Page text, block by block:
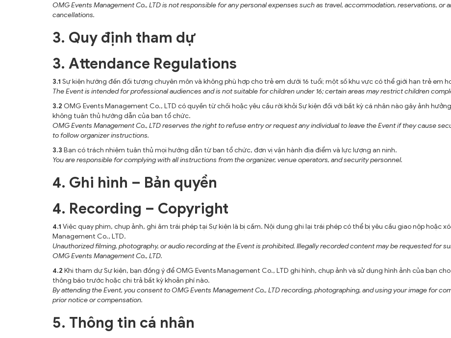
OMG Events Management Co., LTD is not responsible for any personal expenses such as travel, accommodation, reservations,
cancellations.
3. Quy định tham dự
3. Attendance Regulations
3.1 Sự kiện hướng đến đối tượng chuyên môn và không phù hợp cho trẻ em dưới 16 tuổi; một số khu vực có thể giới hạn trẻ em
The Event is intended for professional audiences and is not suitable for children under 16; certain areas may restrict children
3.2 OMG Events Management Co., LTD có quyền từ chối hoặc yêu cầu rời khỏi Sự kiện đối với bất kỳ cá nhân nào gây ảnh
không tuân thủ hướng dẫn của ban tổ chức.
OMG Events Management Co., LTD reserves the right to refuse entry or request any individual to leave the Event if they cause
to follow organizer instructions.
3.3 Bạn có trách nhiệm tuân thủ mọi hướng dẫn từ ban tổ chức, đơn vị vận hành địa điểm và lực lượng an ninh.
You are responsible for complying with all instructions from the organizer, venue operators, and security personnel.
4. Ghi hình – Bản quyền
4. Recording – Copyright
4.1 Việc quay phim, chụp ảnh, ghi âm trái phép tại Sự kiện là bị cấm. Nội dung ghi lại trái phép có thể bị yêu cầu giao nộp hoặc
Management Co., LTD.
Unauthorized filming, photography, or audio recording at the Event is prohibited. Illegally recorded content may be requested for
OMG Events Management Co., LTD.
4.2 Khi tham dự Sự kiện, bạn đồng ý để OMG Events Management Co., LTD ghi hình, chụp ảnh và sử dụng hình ảnh của bạn
thông báo trước hoặc chi trả bất kỳ khoản phí nào.
By attending the Event, you consent to OMG Events Management Co., LTD recording, photographing, and using your image for
prior notice or compensation.
5. Thông tin cá nhân